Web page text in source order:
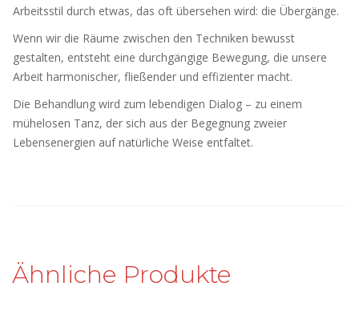
Arbeitsstil durch etwas, das oft übersehen wird: die Übergänge.
Wenn wir die Räume zwischen den Techniken bewusst
gestalten, entsteht eine durchgängige Bewegung, die unsere
Arbeit harmonischer, fließender und effizienter macht.
Die Behandlung wird zum lebendigen Dialog – zu einem
mühelosen Tanz, der sich aus der Begegnung zweier
Lebensenergien auf natürliche Weise entfaltet.
Ähnliche Produkte